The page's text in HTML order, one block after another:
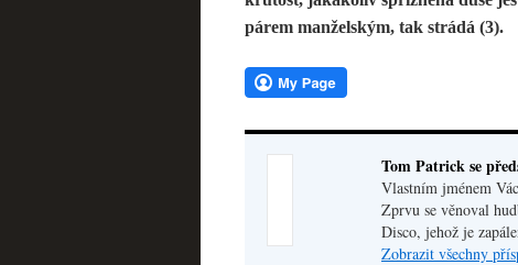
párem manželským, tak strádá (3).
Tom Patrick se
Vlastním jménem
Zprvu se věnoval
Disco, jehož je
Zobrazit všechny